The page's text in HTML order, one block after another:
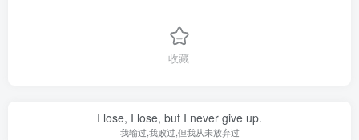
收藏
I lose, I lose, but I never give up.
我输过,我败过,但我从未放弃过